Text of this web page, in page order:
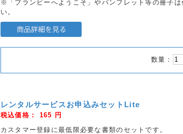
※「プランビーへようこそ」やパンフレット等の冊子
い。
数量：
レンタルサービスお申込みセットLite
税込価格： 165 円
カスタマー登録に最低限必要な書類のセットです。